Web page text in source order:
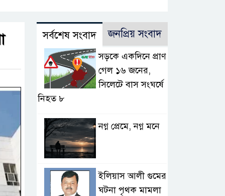
সর্বশেষ সংবাদ জনপ্রিয় সংবাদ
সড়কে একদিনে প্রাণ
গেল ১৬ জনের,
সিলেটে বাস সংঘর্ষে
নিহত ৮
নগ্ন প্রেমে, নগ্ন মনে
ইলিয়াস আলী গুমের
ঘটনা পৃথক মামলা